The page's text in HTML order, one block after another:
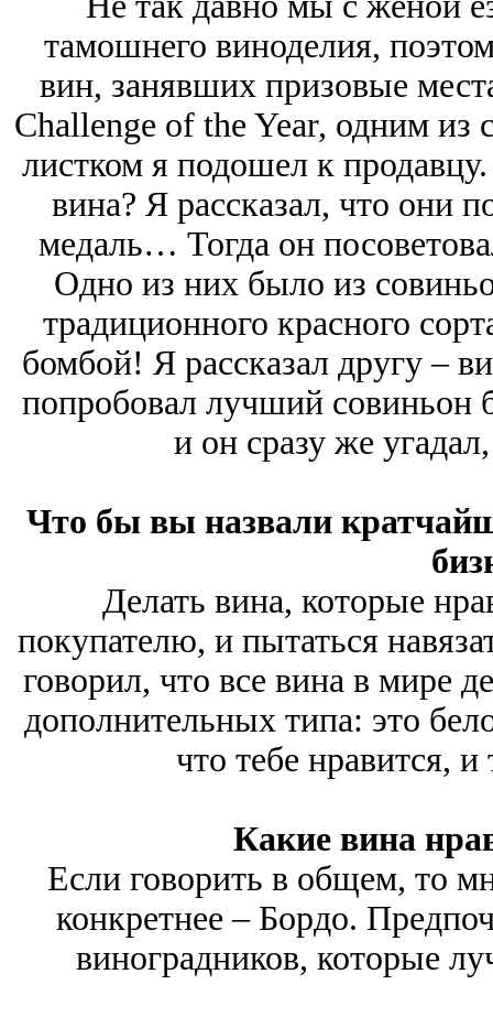
тамошнего виноделия,
вин, занявших призовые
Challenge of the Year, одним из
листком я подошел к
вина? Я рассказал, что они
медаль… Тогда он
Одно из них было из
традиционного красного
бомбой! Я рассказал другу –
попробовал лучший совиньон
и он сразу же
Что бы вы назвали
Делать вина, которые
покупателю, и пытаться
говорил, что все вина в мире
дополнительных типа: это
что тебе нравится,
Какие вина
Если говорить в общем, то
конкретнее – Бордо.
виноградников, которые